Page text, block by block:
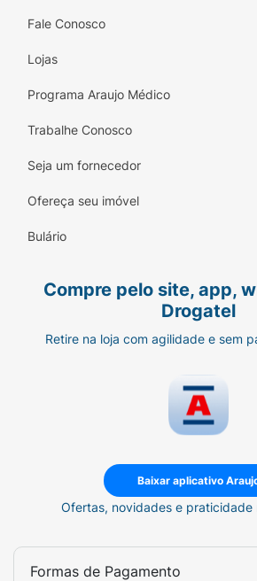
Fale Conosco
Lojas
Programa Araujo Médico
Trabalhe Conosco
Seja um fornecedor
Ofereça seu imóvel
Bulário
Compre pelo site, app,
Drogatel
Retire na loja com agilidade e sem
Baixar aplicativo
Ofertas, novidades e praticidade
Formas de Pagamento